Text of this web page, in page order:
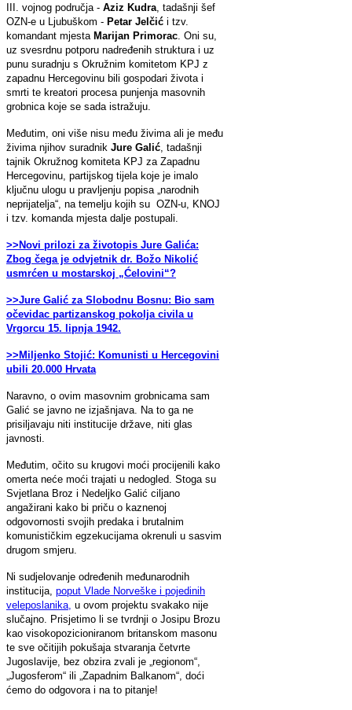
III. vojnog područja - Aziz Kudra , tadašnji šef
OZN-e u Ljubuškom - Petar Jelčić i tzv.
komandant mjesta Marijan Primorac . Oni su,
uz svesrdnu potporu nadređenih struktura i uz
punu suradnju s Okružnim komitetom KPJ z
zapadnu Hercegovinu bili gospodari života i
smrti te kreatori procesa punjenja masovnih
grobnica koje se sada istražuju.
Međutim, oni više nisu među živima ali je među
živima njihov suradnik Jure Galić , tadašnji
tajnik Okružnog komiteta KPJ za Zapadnu
Hercegovinu, partijskog tijela koje je imalo
ključnu ulogu u pravljenju popisa „narodnih
neprijatelja“, na temelju kojih su OZN-u, KNOJ
i tzv. komanda mjesta dalje postupali.
>>Novi prilozi za životopis Jure Galića:
Zbog čega je odvjetnik dr. Božo Nikolić
usmrćen u mostarskoj „Ćelovini“?
>>Jure Galić za Slobodnu Bosnu: Bio sam
očevidac partizanskog pokolja civila u
Vrgorcu 15. lipnja 1942.
>>Miljenko Stojić: Komunisti u Hercegovini
ubili 20.000 Hrvata
Naravno, o ovim masovnim grobnicama sam
Galić se javno ne izjašnjava. Na to ga ne
prisiljavaju niti institucije države, niti glas
javnosti.
Međutim, očito su krugovi moći procijenili kako
omerta neće moći trajati u nedogled. Stoga su
Svjetlana Broz i Nedeljko Galić ciljano
angažirani kako bi priču o kaznenoj
odgovornosti svojih predaka i brutalnim
komunističkim egzekucijama okrenuli u sasvim
drugom smjeru.
Ni sudjelovanje određenih međunarodnih
institucija, poput Vlade Norveške i pojedinih
veleposlanika, u ovom projektu svakako nije
slučajno. Prisjetimo li se tvrdnji o Josipu Brozu
kao visokopozicioniranom britanskom masonu
te sve očitijih pokušaja stvaranja četvrte
Jugoslavije, bez obzira zvali je „regionom“,
„Jugosferom“ ili „Zapadnim Balkanom“, doći
ćemo do odgovora i na to pitanje!